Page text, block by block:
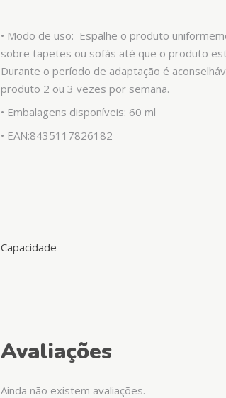
• Modo de uso: Espalhe o produto
sobre tapetes ou sofás até que o produto
Durante o período de adaptação é
produto 2 ou 3 vezes por semana.
• Embalagens disponíveis: 60 ml
• EAN:8435117826182
Capacidade
Avaliações
Ainda não existem avaliações.